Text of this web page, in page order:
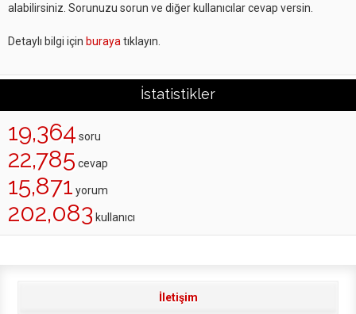
alabilirsiniz. Sorunuzu sorun ve diğer kullanıcılar cevap versin.
Detaylı bilgi için buraya tıklayın.
İstatistikler
19,364 soru
22,785 cevap
15,871 yorum
202,083 kullanıcı
İletişim